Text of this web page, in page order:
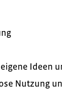
Ideen
Nutzung